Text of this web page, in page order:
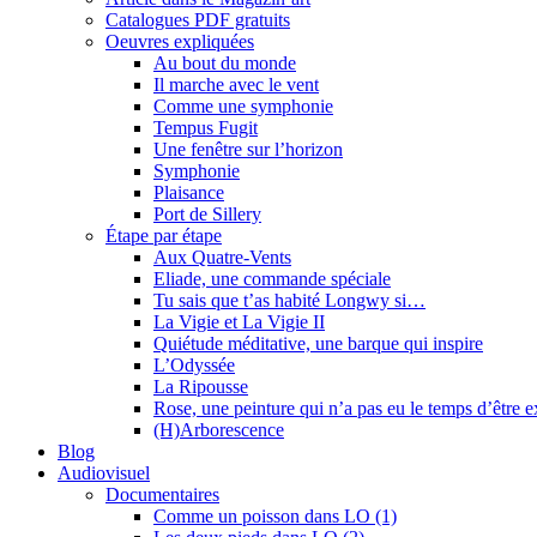
Catalogues PDF gratuits
Oeuvres expliquées
Au bout du monde
Il marche avec le vent
Comme une symphonie
Tempus Fugit
Une fenêtre sur l’horizon
Symphonie
Plaisance
Port de Sillery
Étape par étape
Aux Quatre-Vents
Eliade, une commande spéciale
Tu sais que t’as habité Longwy si…
La Vigie et La Vigie II
Quiétude méditative, une barque qui inspire
L’Odyssée
La Ripousse
Rose, une peinture qui n’a pas eu le temps d’être
(H)Arborescence
Blog
Audiovisuel
Documentaires
Comme un poisson dans LO (1)